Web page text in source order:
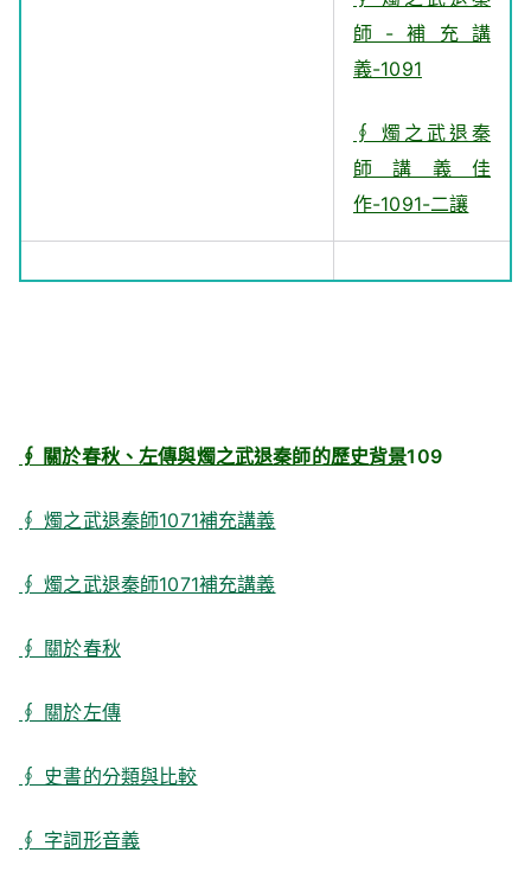
師-補充講
義-1091
∮ 燭之武退秦
師講義佳
作-1091-二讓
∮ 關於春秋、左傳與燭之武退秦師的歷史背景109
∮ 燭之武退秦師1071補充講義
∮ 燭之武退秦師1071補充講義
∮ 關於春秋
∮ 關於左傳
∮ 史書的分類與比較
∮ 字詞形音義